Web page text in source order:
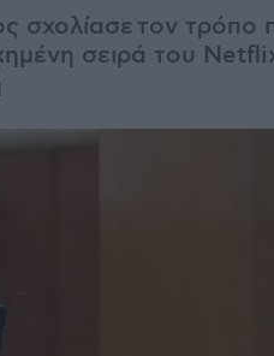
σχολίασε τον τρόπο
σειρά του